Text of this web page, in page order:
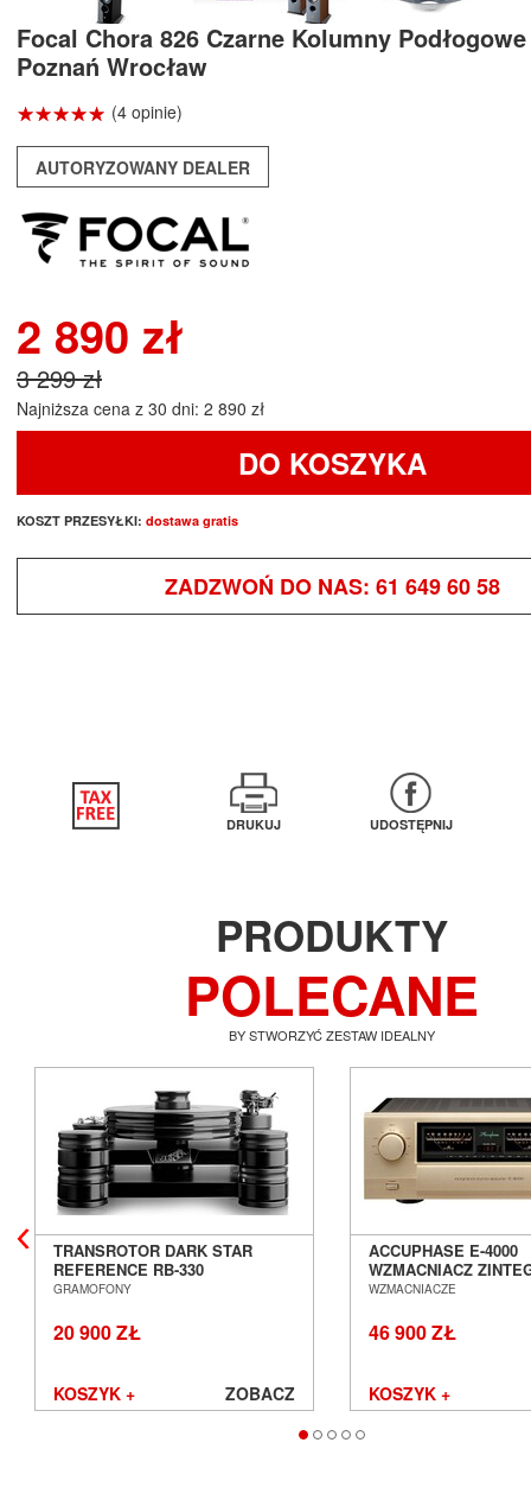
Focal Chora 826 Czarne Kolumny
Poznań Wrocław
☆☆☆☆☆
★★★★★ (4 opinie)
AUTORYZOWANY DEALER
2 890 zł
3 299 zł
Najniższa cena z 30 dni: 2 890 zł
DO KOSZYKA
KOSZT PRZESYŁKI: dostawa gratis
ZADZWOŃ DO NAS: 61 649 60 58
DRUKUJ UDOSTĘPNIJ
PRODUKTY
POLECANE
BY STWORZYĆ ZESTAW IDEALNY
TRANSROTOR DARK STAR
REFERENCE RB-330
GRAMOFON ANALOGOWY
GRAMOFONY
20 900 ZŁ
KOSZYK + ZOBACZ
ACCUPHASE E-4000
WZMACNIACZ
SALON POZNAŃ
WZMACNIACZE
46 900 ZŁ
KOSZYK +